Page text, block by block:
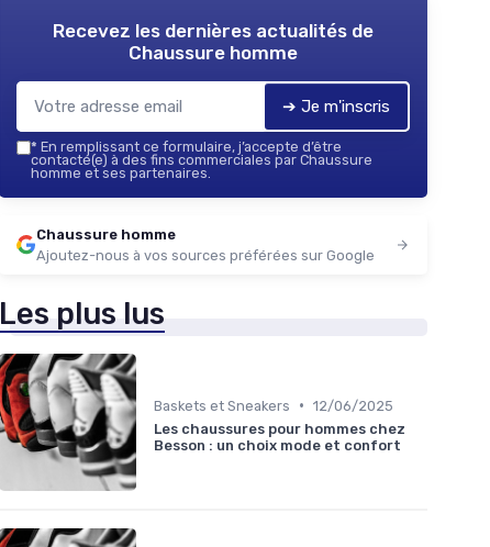
Recevez les dernières actualités de
Chaussure homme
➔ Je m'inscris
* En remplissant ce formulaire, j’accepte d’être
contacté(e) à des fins commerciales par Chaussure
homme et ses partenaires.
Chaussure homme
Ajoutez-nous à vos sources préférées sur Google
Les plus lus
Baskets et Sneakers • 12/06/2025
Les chaussures pour hommes chez
Besson : un choix mode et confort